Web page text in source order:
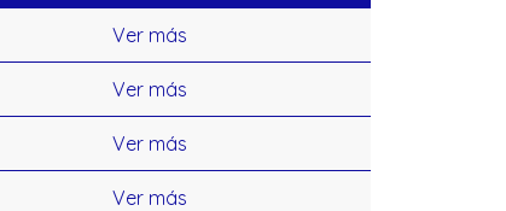
Ver más
Ver más
Ver más
Ver más